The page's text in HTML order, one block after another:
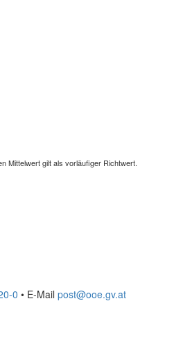
Mittelwert gilt als vorläufiger Richtwert.
0 • E-Mail post@ooe.gv.at